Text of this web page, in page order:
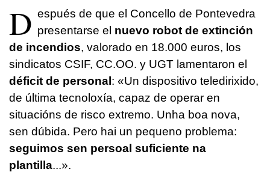
D espués de que el Concello de Pontevedra
presentarse el nuevo robot de extinción
de incendios, valorado en 18.000 euros, los
sindicatos CSIF, CC.OO. y UGT lamentaron el
déficit de personal: «Un dispositivo teledirixido,
de última tecnoloxía, capaz de operar en
situacións de risco extremo. Unha boa nova,
sen dúbida. Pero hai un pequeno problema:
seguimos sen persoal suficiente na
plantilla...».